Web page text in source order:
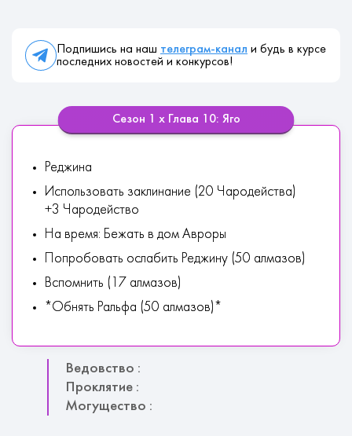
Подпишись на наш телеграм-канал и будь в курсе
последних новостей и конкурсов!
Сезон 1 х Глава 10: Яго
Реджина
Использовать заклинание (20 Чародейства)
+3 Чародейство
На время: Бежать в дом Авроры
Попробовать ослабить Реджину (50 алмазов)
Вспомнить (17 алмазов)
*Обнять Ральфа (50 алмазов)*
Ведовство :
Проклятие :
Могущество :